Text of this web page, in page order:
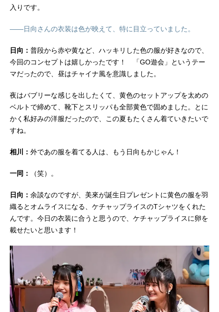
入りです。
――日向さんの衣装は色が映えて、特に目立っていました。
日向： 普段から赤や黄など、ハッキリした色の服が好きなので、
今回のコンセプトは嬉しかったです！ 「GO遊会」というテー
マだったので、昼はチャイナ風を意識しました。
夜はバブリーな感じを出したくて、黄色のセットアップを太めの
ベルトで締めて、靴下とスリッパも全部黄色で固めました。とに
かく私好みの洋服だったので、この夏もたくさん着ていきたいで
すね。
相川： 外であの服を着てる人は、もう日向もかじゃん！
一同： （笑）。
日向： 余談なのですが、美來が誕生日プレゼントに黄色の服を羽
織るとオムライスになる、ケチャップライスのTシャツをくれた
んです。今日の衣装に合うと思うので、ケチャップライスに卵を
載せたいと思います！